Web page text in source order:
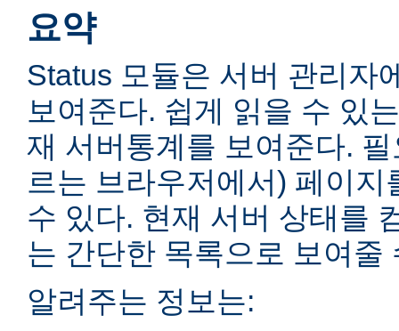
요약
Status 모듈은 서버 관리자
보여준다. 쉽게 읽을 수 있
재 서버통계를 보여준다.
르는 브라우저에서) 페이지
수 있다. 현재 서버 상태를
는 간단한 목록으로 보여줄
알려주는 정보는: